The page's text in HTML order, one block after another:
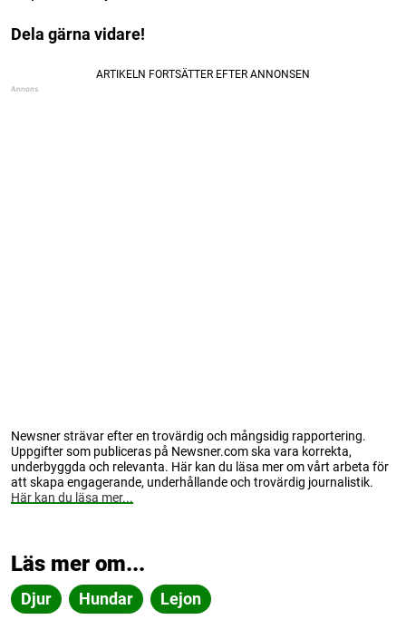
Dela gärna vidare!
Newsner strävar efter en trovärdig och mångsidig rapportering.
Uppgifter som publiceras på Newsner.com ska vara korrekta,
underbyggda och relevanta. Här kan du läsa mer om vårt arbeta för
att skapa engagerande, underhållande och trovärdig journalistik.
Här kan du läsa mer...
Läs mer om...
Djur Hundar Lejon